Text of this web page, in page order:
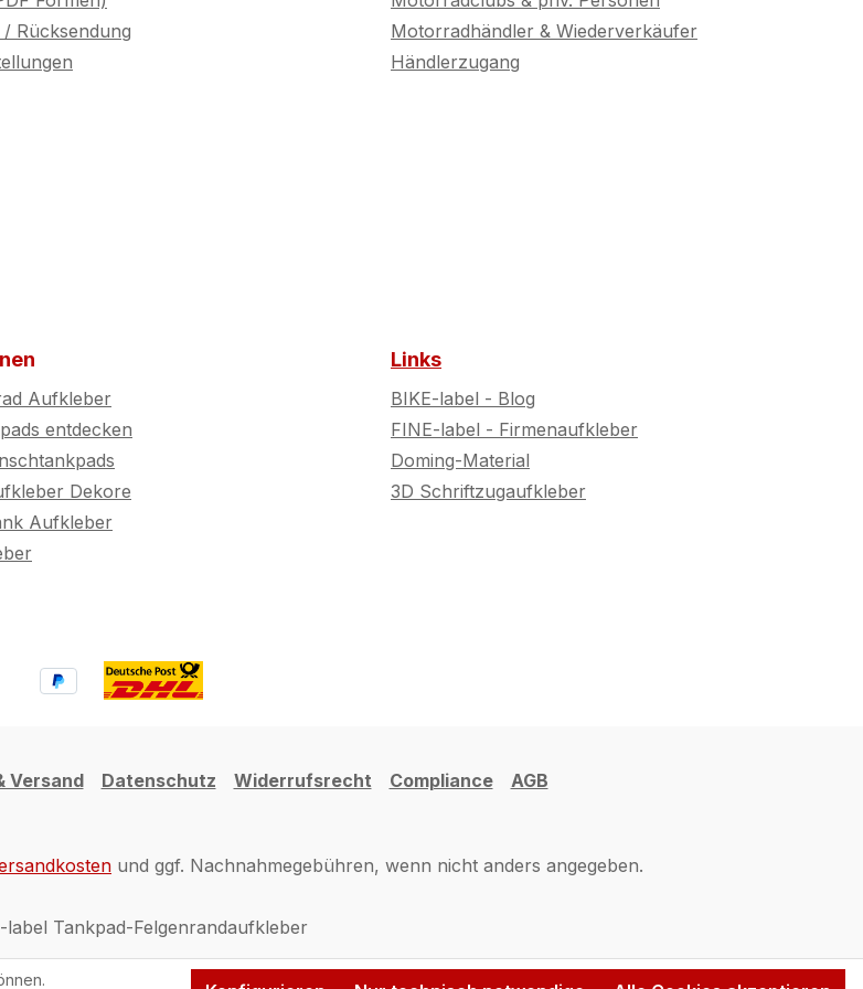
gesetzlichen Regelungen
zu prüfen.
gesetzlichen Regelungen
gesetzlichen Regelungen
zu prüfen.
Rücksendung
Motorradhändler & Wiederverkäufer
Händlerzugang
Aufkleber
entdecken
Dekore
Aufkleber
Links
BIKE-label - Blog
FINE-label - Firmenaufkleber
Doming-Material
3D Schriftzugaufkleber
Versand Datenschutz Widerrufsrecht Compliance AGB
und ggf. Nachnahmegebühren, wenn nicht anders angegeben.
Tankpad-Felgenrandaufkleber